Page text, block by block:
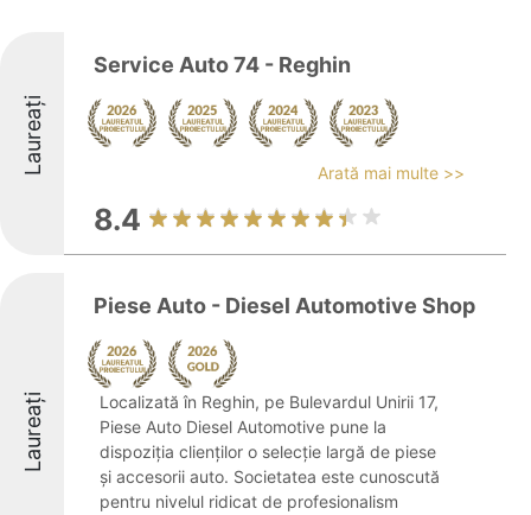
Laureați
Service Auto 74 - Reghin
Arată mai multe >>
8.4
Laureați
Piese Auto - Diesel Automotive Shop
Localizată în Reghin, pe Bulevardul Unirii 17,
Piese Auto Diesel Automotive pune la
dispoziția clienților o selecție largă de piese
și accesorii auto. Societatea este cunoscută
pentru nivelul ridicat de profesionalism